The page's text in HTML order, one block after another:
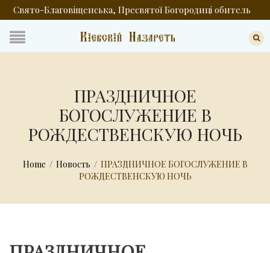
Свято-Благовіщенська, Пресвятої Богородиці обитель
ПРАЗДНИЧНОЕ
БОГОСЛУЖЕНИЕ В
РОЖДЕСТВЕНСКУЮ НОЧЬ
Home / Новость / ПРАЗДНИЧНОЕ БОГОСЛУЖЕНИЕ В
РОЖДЕСТВЕНСКУЮ НОЧЬ